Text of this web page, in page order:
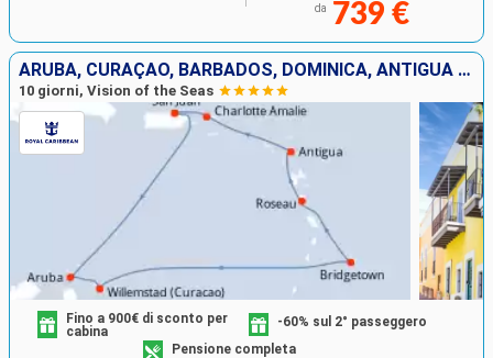
da 739 €
ARUBA, CURAÇAO, BARBADOS, DOMINICA, ANTIGUA E BARBUDA, STATI UNITI, PORTORICO
10 giorni, Vision of the Seas
Fino a 900€ di sconto per
cabina
-60% sul 2° passeggero
Pensione completa